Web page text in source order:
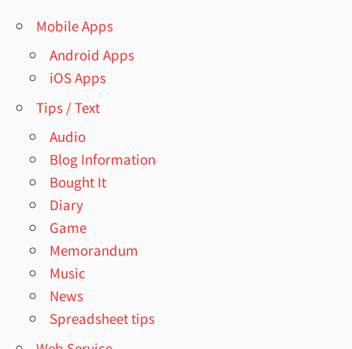
Mobile Apps
Android Apps
iOS Apps
Tips / Text
Audio
Blog Information
Bought It
Diary
Game
Memorandum
Music
News
Spreadsheet tips